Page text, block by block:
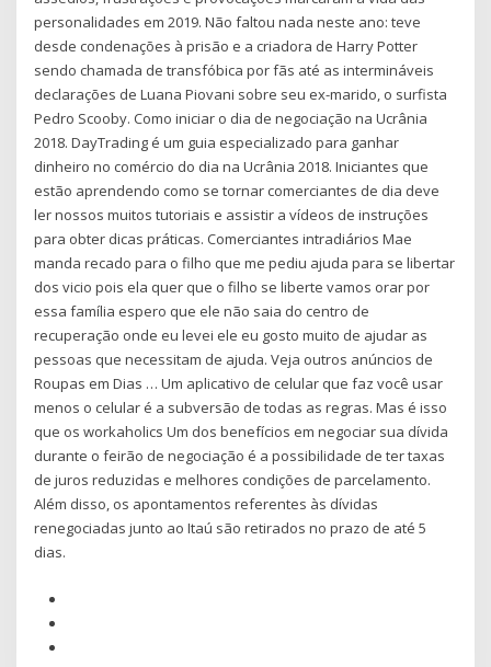
personalidades em 2019. Não faltou nada neste ano: teve
desde condenações à prisão e a criadora de Harry Potter
sendo chamada de transfóbica por fãs até as intermináveis
declarações de Luana Piovani sobre seu ex-marido, o surfista
Pedro Scooby. Como iniciar o dia de negociação na Ucrânia
2018. DayTrading é um guia especializado para ganhar
dinheiro no comércio do dia na Ucrânia 2018. Iniciantes que
estão aprendendo como se tornar comerciantes de dia deve
ler nossos muitos tutoriais e assistir a vídeos de instruções
para obter dicas práticas. Comerciantes intradiários Mae
manda recado para o filho que me pediu ajuda para se libertar
dos vicio pois ela quer que o filho se liberte vamos orar por
essa família espero que ele não saia do centro de
recuperação onde eu levei ele eu gosto muito de ajudar as
pessoas que necessitam de ajuda. Veja outros anúncios de
Roupas em Dias … Um aplicativo de celular que faz você usar
menos o celular é a subversão de todas as regras. Mas é isso
que os workaholics Um dos benefícios em negociar sua dívida
durante o feirão de negociação é a possibilidade de ter taxas
de juros reduzidas e melhores condições de parcelamento.
Além disso, os apontamentos referentes às dívidas
renegociadas junto ao Itaú são retirados no prazo de até 5
dias.